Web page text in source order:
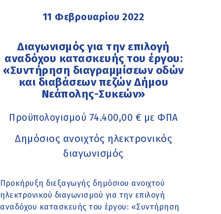
11 Φεβρουαρίου 2022
Διαγωνισμός για την επιλογή
αναδόχου κατασκευής του έργου:
«Συντήρηση διαγραμμίσεων οδών
και διαβάσεων πεζών Δήμου
Νεάπολης-Συκεών»
Προϋπολογισμού 74.400,00 € με ΦΠΑ
Δημόσιος ανοιχτός ηλεκτρονικός
διαγωνισμός
Προκήρυξη διεξαγωγής δημόσιου ανοιχτού
ηλεκτρονικού διαγωνισμού για την επιλογή
αναδόχου κατασκευής του έργου: «Συντήρηση